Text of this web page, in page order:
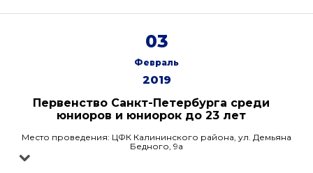
03
Февраль
2019
Первенство Санкт-Петербурга среди
юниоров и юниорок до 23 лет
Место проведения: ЦФК Калининского района, ул. Демьяна
Бедного, 9а